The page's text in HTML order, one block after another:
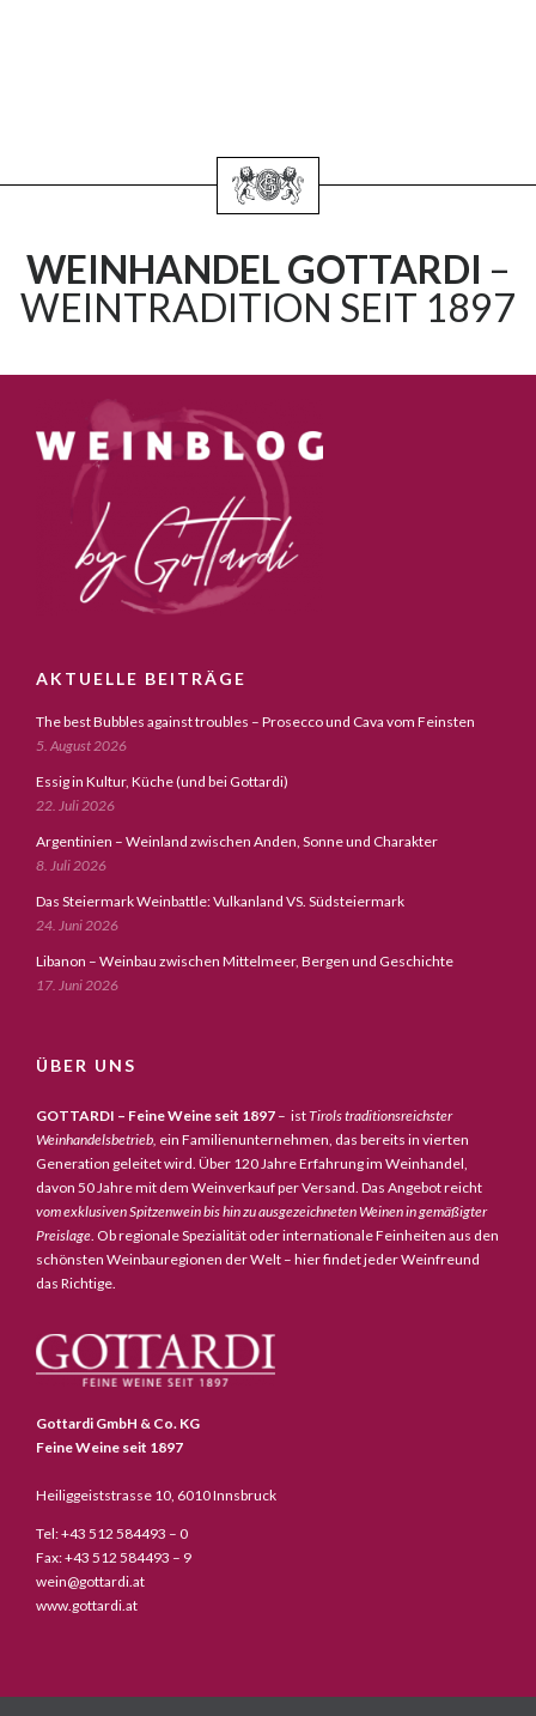
WEINHANDEL GOTTARDI –
WEINTRADITION SEIT 1897
AKTUELLE BEITRÄGE
The best Bubbles against troubles – Prosecco und Cava vom Feinsten
5. August 2026
Essig in Kultur, Küche (und bei Gottardi)
22. Juli 2026
Argentinien – Weinland zwischen Anden, Sonne und Charakter
8. Juli 2026
Das Steiermark Weinbattle: Vulkanland VS. Südsteiermark
24. Juni 2026
Libanon – Weinbau zwischen Mittelmeer, Bergen und Geschichte
17. Juni 2026
ÜBER UNS
GOTTARDI – Feine Weine seit 1897 – istTirols traditionsreichster
Weinhandelsbetrieb, ein Familienunternehmen, das bereits in vierten
Generation geleitet wird. Über 120 Jahre Erfahrung im Weinhandel,
davon 50 Jahre mit dem Weinverkauf per Versand. Das Angebot reicht
vom exklusiven Spitzenwein bis hin zu ausgezeichneten Weinen in gemäßigter
Preislage. Ob regionale Spezialität oder internationale Feinheiten aus den
schönsten Weinbauregionen der Welt – hier findet jeder Weinfreund
das Richtige.
Gottardi GmbH & Co. KG
Feine Weine seit 1897
Heiliggeiststrasse 10, 6010 Innsbruck
Tel: +43 512 584493 – 0
Fax: +43 512 584493 – 9
wein@gottardi.at
www.gottardi.at